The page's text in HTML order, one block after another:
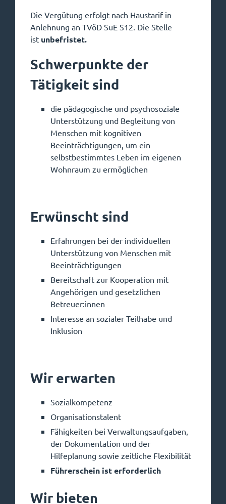
Die Vergütung erfolgt nach Haustarif in
Anlehnung an TVöD SuE S12. Die Stelle
ist unbefristet.
Schwerpunkte der
Tätigkeit sind
die pädagogische und psychosoziale
Unterstützung und Begleitung von
Menschen mit kognitiven
Beeinträchtigungen, um ein
selbstbestimmtes Leben im eigenen
Wohnraum zu ermöglichen
Erwünscht sind
Erfahrungen bei der individuellen
Unterstützung von Menschen mit
Beeinträchtigungen
Bereitschaft zur Kooperation mit
Angehörigen und gesetzlichen
Betreuer:innen
Interesse an sozialer Teilhabe und
Inklusion
Wir erwarten
Sozialkompetenz
Organisationstalent
Fähigkeiten bei Verwaltungsaufgaben,
der Dokumentation und der
Hilfeplanung sowie zeitliche Flexibilität
Führerschein ist erforderlich
Wir bieten